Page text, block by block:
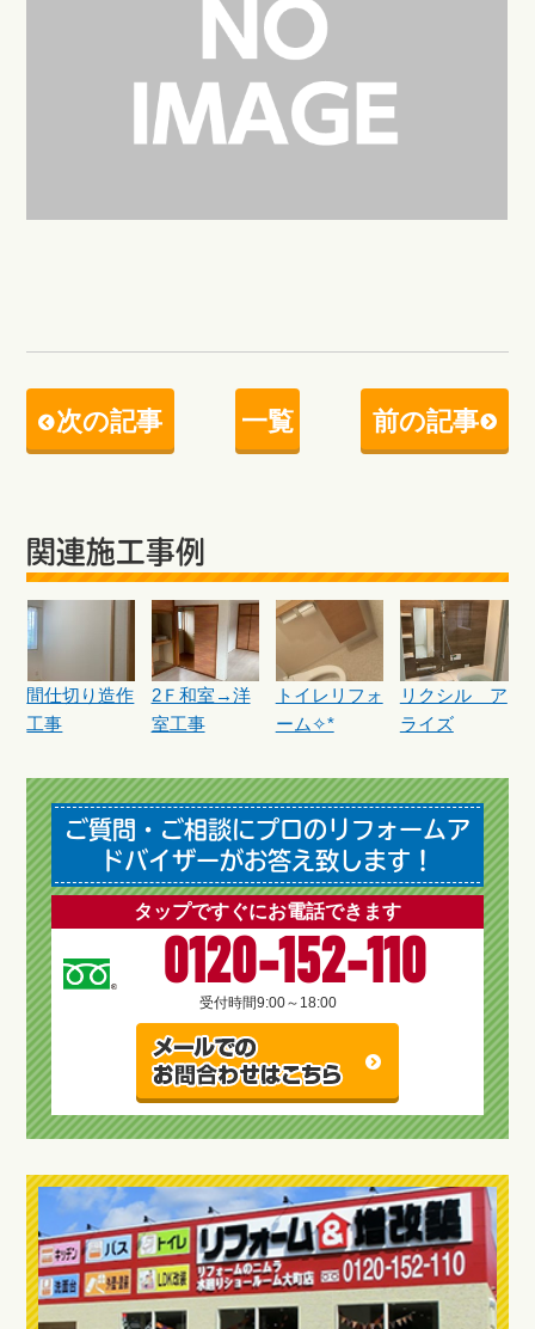
次の記事 一覧 前の記事
関連施工事例
間仕切り造作
工事
2Ｆ和室→洋
室工事
トイレリフォ
ーム✧*
リクシル ア
ライズ
ご質問・ご相談にプロのリフォームア
ドバイザーがお答え致します！
タップですぐにお電話できます
0120-152-110
受付時間9:00～18:00